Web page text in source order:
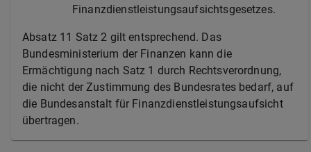
Finanzdienstleistungsaufsichtsgesetzes.
Absatz 11 Satz 2 gilt entsprechend. Das
Bundesministerium der Finanzen kann die
Ermächtigung nach Satz 1 durch Rechtsverordnung,
die nicht der Zustimmung des Bundesrates bedarf, auf
die Bundesanstalt für Finanzdienstleistungsaufsicht
übertragen.